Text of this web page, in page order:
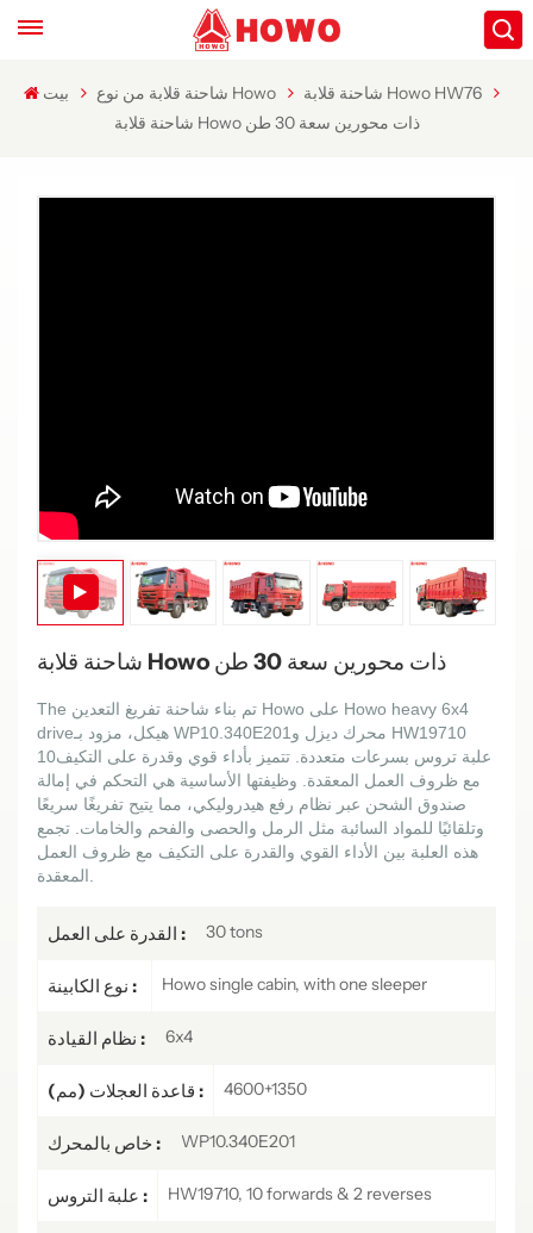
بيت شاحنة قلابة من نوع Howo
شاحنة قلابة Howo HW76
شاحنة قلابة Howo ذات محورين سعة 30 طن
شاحنة قلابة Howo ذات محورين سعة 30 طن
The
Howo heavy 6x4
drive
WP10.340E201
HW19710
10علبة تروس بسرعات متعددة. تتميز بأداء قوي وقدرة على التكيف
مع ظروف العمل المعقدة. وظيفتها الأساسية هي التحكم في إمالة
صندوق الشحن عبر نظام رفع هيدروليكي، مما يتيح تفريغًا سريعًا
وتلقائيًا للمواد السائبة مثل الرمل والحصى والفحم والخامات. تجمع
هذه العلبة بين الأداء القوي والقدرة على التكيف مع ظروف العمل
القدرة على العمل : 30 tons
نوع الكابينة : Howo single cabin, with one sleeper
نظام القيادة : 6x4
قاعدة العجلات (مم) : 4600+1350
خاص بالمحرك : WP10.340E201
علبة التروس : HW19710, 10 forwards & 2 reverses